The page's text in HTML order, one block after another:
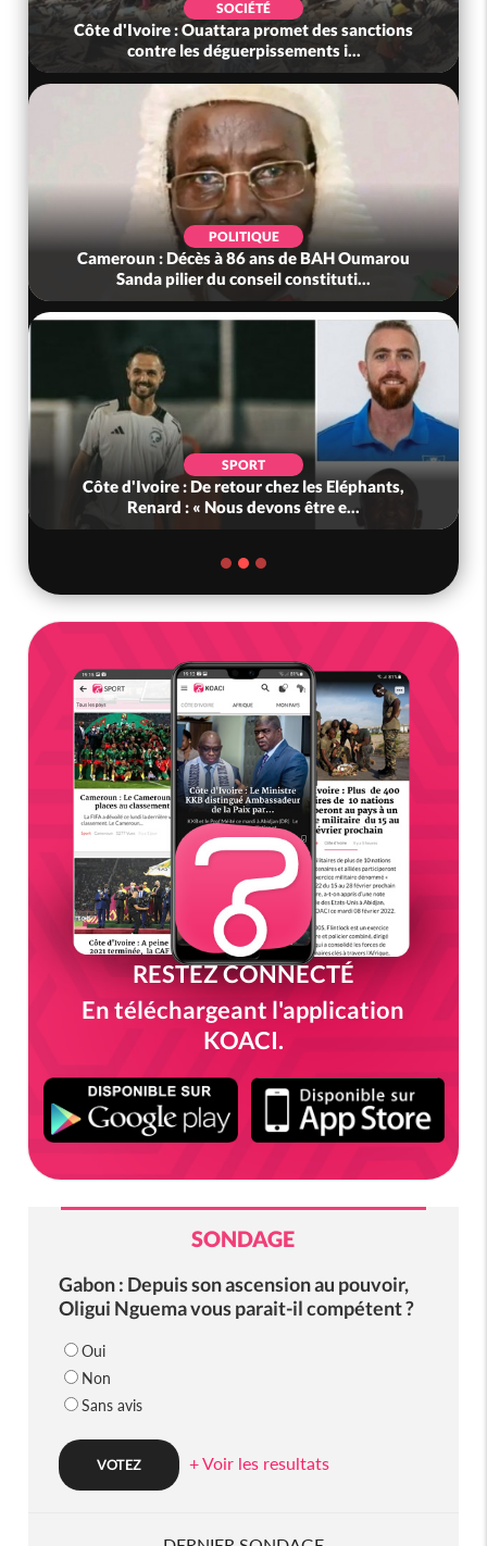
SOCIÉTÉ
Côte d'Ivoire : Ouattara promet des sanctions
contre les déguerpissements i...
POLITIQUE
Cameroun : Décès à 86 ans de BAH Oumarou
Sanda pilier du conseil constituti...
SPORT
Côte d'Ivoire : De retour chez les Eléphants,
Renard : « Nous devons être e...
RESTEZ CONNECTÉ
En téléchargeant l'application
KOACI.
SONDAGE
Gabon : Depuis son ascension au pouvoir,
Oligui Nguema vous parait-il compétent ?
Oui
Non
Sans avis
+ Voir les resultats